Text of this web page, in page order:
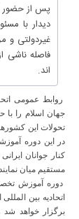
پس از حضور
دیدار با
غیردولتی و
فاصله ناشی
اند.
روابط عمومی
جهان اسلام را با
تحولات این
در این دوره
کنار جوانان
مستقیم میان
دوره آموزش
برگزار خواهد